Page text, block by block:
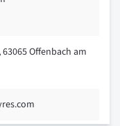
Offenbach am